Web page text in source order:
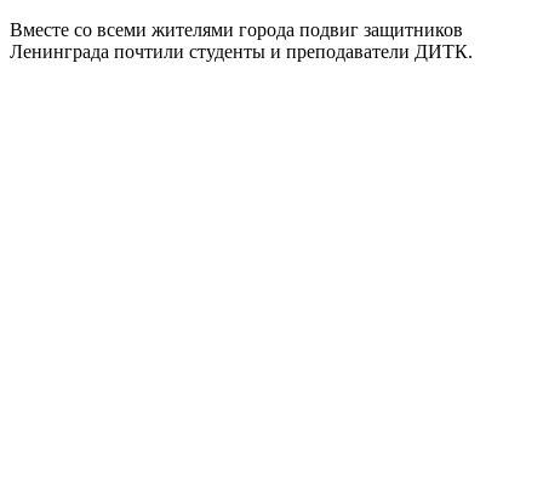
Вместе со всеми жителями города подвиг защитников
Ленинграда почтили студенты и преподаватели ДИТК.